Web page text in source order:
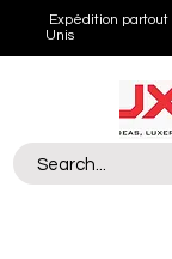
Expédition
Unis